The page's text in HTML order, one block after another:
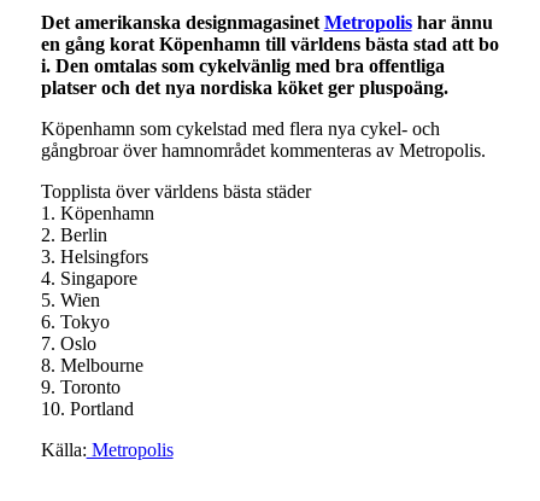
Det amerikanska designmagasinet Metropolishar ännu
en gång korat Köpenhamn till världens bästa stad att bo
i. Den omtalas som cykelvänlig med bra offentliga
platser och det nya nordiska köket ger pluspoäng.
Köpenhamn som cykelstad med flera nya cykel- och
gångbroar över hamnområdet kommenteras av Metropolis.
Topplista över världens bästa städer
1. Köpenhamn
2. Berlin
3. Helsingfors
4. Singapore
5. Wien
6. Tokyo
7. Oslo
8. Melbourne
9. Toronto
10. Portland
Källa: Metropolis